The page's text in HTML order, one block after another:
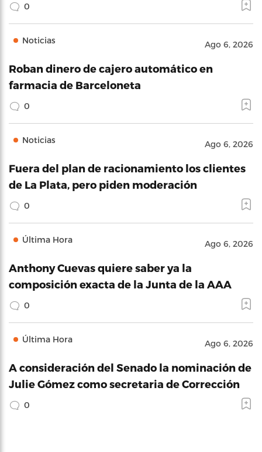
0
Noticias Ago 6, 2026
Roban dinero de cajero automático en
farmacia de Barceloneta
0
Noticias Ago 6, 2026
Fuera del plan de racionamiento los clientes
de La Plata, pero piden moderación
0
Última Hora Ago 6, 2026
Anthony Cuevas quiere saber ya la
composición exacta de la Junta de la AAA
0
Última Hora Ago 6, 2026
A consideración del Senado la nominación de
Julie Gómez como secretaria de Corrección
0